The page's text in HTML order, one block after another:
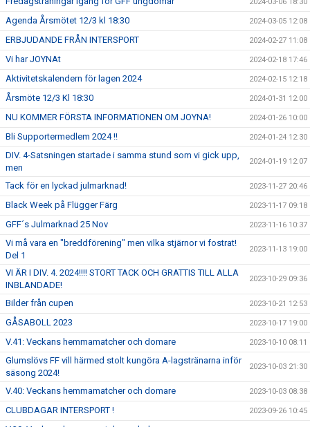
Agenda Årsmötet 12/3 kl 18:30 2024-03-05 12:08
ERBJUDANDE FRÅN INTERSPORT 2024-02-27 11:08
Vi har JOYNAt 2024-02-18 17:46
Aktivitetskalendern för lagen 2024 2024-02-15 12:18
Årsmöte 12/3 Kl 18:30 2024-01-31 12:00
NU KOMMER FÖRSTA INFORMATIONEN OM JOYNA! 2024-01-26 10:00
Bli Supportermedlem 2024 !! 2024-01-24 12:30
DIV. 4-Satsningen startade i samma stund som vi gick upp,
men
2024-01-19 12:07
Tack för en lyckad julmarknad! 2023-11-27 20:46
Black Week på Flügger Färg 2023-11-17 09:18
GFF´s Julmarknad 25 Nov 2023-11-16 10:37
Vi må vara en "breddförening" men vilka stjärnor vi fostrat!
Del 1
2023-11-13 19:00
VI ÄR I DIV. 4. 2024!!!! STORT TACK OCH GRATTIS TILL ALLA
INBLANDADE!
2023-10-29 09:36
Bilder från cupen 2023-10-21 12:53
GÅSABOLL 2023 2023-10-17 19:00
V.41: Veckans hemmamatcher och domare 2023-10-10 08:11
Glumslövs FF vill härmed stolt kungöra A-lagstränarna inför
säsong 2024!
2023-10-03 21:30
V.40: Veckans hemmamatcher och domare 2023-10-03 08:38
CLUBDAGAR INTERSPORT ! 2023-09-26 10:45